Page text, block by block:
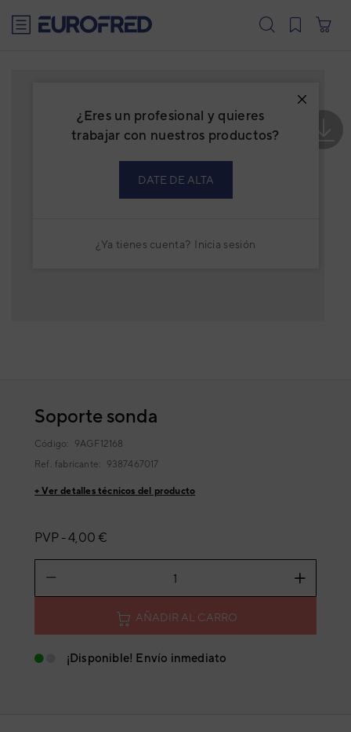
¿Eres un profesional y quieres
trabajar con nuestros productos?
DATE DE ALTA
¿Ya tienes cuenta? Inicia sesión
Soporte sonda
Código: 9AGF12168
Ref. fabricante: 9387467017
+ Ver detalles técnicos del producto
PVP -4,00 €
AÑADIR AL CARRO
¡Disponible! Envío inmediato